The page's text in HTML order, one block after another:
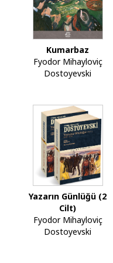
Kumarbaz
Fyodor Mihayloviç
Dostoyevski
Yazarın Günlüğü (2
Cilt)
Fyodor Mihayloviç
Dostoyevski